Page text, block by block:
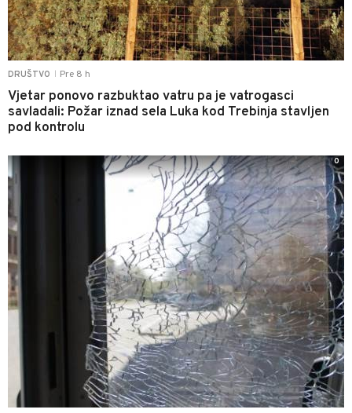
DRUŠTVO Pre 8 h
Vjetar ponovo razbuktao vatru pa je vatrogasci
savladali: Požar iznad sela Luka kod Trebinja stavljen
pod kontrolu
0